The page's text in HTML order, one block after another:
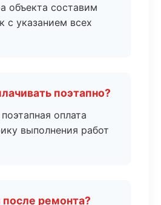
объекта составим
с указанием всех
поэтапно?
оплата
выполнения работ
ремонта?